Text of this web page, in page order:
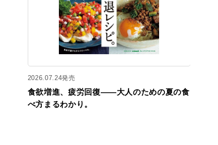
2026.07.24発売
食欲増進、疲労回復——大人のための夏の食
べ方まるわかり。